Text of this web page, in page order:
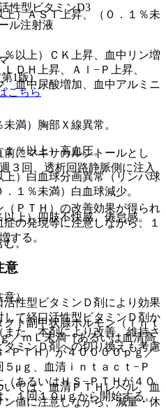
）ＡＳＴ上昇、（０．１％未
以上）ＣＫ上昇、血中リン増
ＤＨ上昇、Ａｌ−Ｐ上昇、
血中尿酸増加、血中アルミニ
満）胸部Ｘ線異常。
％以上）高血圧。
）白血球分画異常（リンパ球
１％未満）白血球減少。
上）四肢不快感、倦怠感。
む。
性型ビタミンＤ剤により効果
て経口活性型ビタミンＤ剤か
た、本剤により改善、維持さ
ミンＤ剤への切り換えも考慮
ては、血清ＰＴＨレベル、血
値に注意しながら、減量・休
性型ビタミンD3
ル注射液
1版)
こちら
にマキサカルシトールとし
３回、透析回路静脈側に注入
ＰＴＨ）の改善効果が得られ
の発現等に注意しながら、１
する。
意
）
ト副甲状腺ホルモン（ｉｎｔ
／ｍＬ未満［あるいは血清高
ＰＴＨ）が４００００ｐｇ／
μｇ、血清ｉｎｔａｃｔ−Ｐ
（あるいはＨＳ−ＰＴＨが４０
１回１０μｇから開始する。